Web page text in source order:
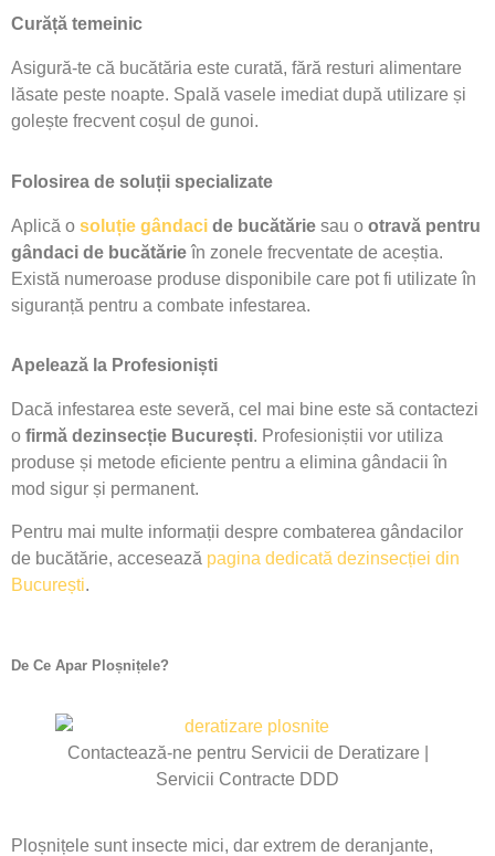
Curăță temeinic
Asigură-te că bucătăria este curată, fără resturi alimentare
lăsate peste noapte. Spală vasele imediat după utilizare și
golește frecvent coșul de gunoi.
Folosirea de soluții specializate
Aplică o soluție gândaci de bucătărie sau o otravă pentru
gândaci de bucătărie în zonele frecventate de aceștia.
Există numeroase produse disponibile care pot fi utilizate în
siguranță pentru a combate infestarea.
Apelează la Profesioniști
Dacă infestarea este severă, cel mai bine este să contactezi
o firmă dezinsecție București. Profesioniștii vor utiliza
produse și metode eficiente pentru a elimina gândacii în
mod sigur și permanent.
Pentru mai multe informații despre combaterea gândacilor
de bucătărie, accesează pagina dedicată dezinsecției din
București.
De Ce Apar Ploșnițele?
Contactează-ne pentru Servicii de Deratizare |
Servicii Contracte DDD
Ploșnițele sunt insecte mici, dar extrem de deranjante,